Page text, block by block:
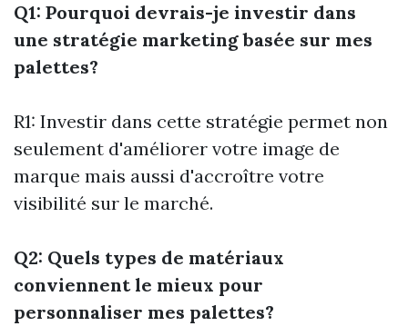
Q1: Pourquoi devrais-je investir dans
une stratégie marketing basée sur mes
palettes?
R1: Investir dans cette stratégie permet non
seulement d'améliorer votre image de
marque mais aussi d'accroître votre
visibilité sur le marché.
Q2: Quels types de matériaux
conviennent le mieux pour
personnaliser mes palettes?